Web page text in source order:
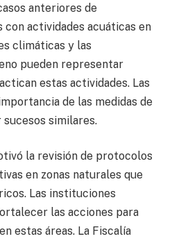
anteriores de
actividades acuáticas en
climáticas y las
pueden representar
estas actividades. Las
de las medidas de
similares.
la revisión de protocolos
en zonas naturales que
Las instituciones
las acciones para
estas áreas. La Fiscalía